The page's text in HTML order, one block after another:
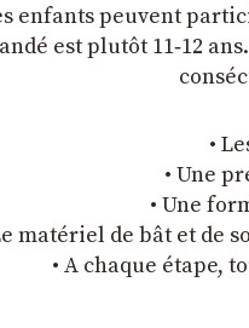
enfants peuvent
est plutôt 11‑12
•
• Une
• Une
matériel de bât et de
• A chaque étape,